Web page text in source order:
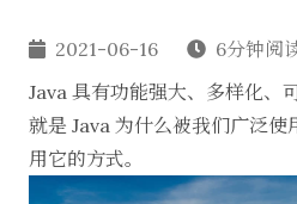
2021-06-16 6分钟阅
Java 具有功能强大、多样化、
就是 Java 为什么被我们广泛
用它的方式。